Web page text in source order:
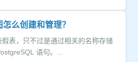
么创建和管理？
表，只不过是通过相关的名称存储
语句。…